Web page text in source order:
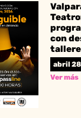
con
abril
Ver más